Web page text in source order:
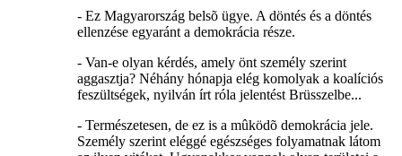
- Ez Magyarország belsõ ügye. A döntés és a döntés
ellenzése egyaránt a demokrácia része.
- Van-e olyan kérdés, amely önt személy szerint
aggasztja? Néhány hónapja elég komolyak a koalíciós
feszültségek, nyilván írt róla jelentést Brüsszelbe...
- Természetesen, de ez is a mûködõ demokrácia jele.
Személy szerint eléggé egészséges folyamatnak látom